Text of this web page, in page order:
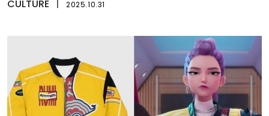
CULTURE 2025.10.31